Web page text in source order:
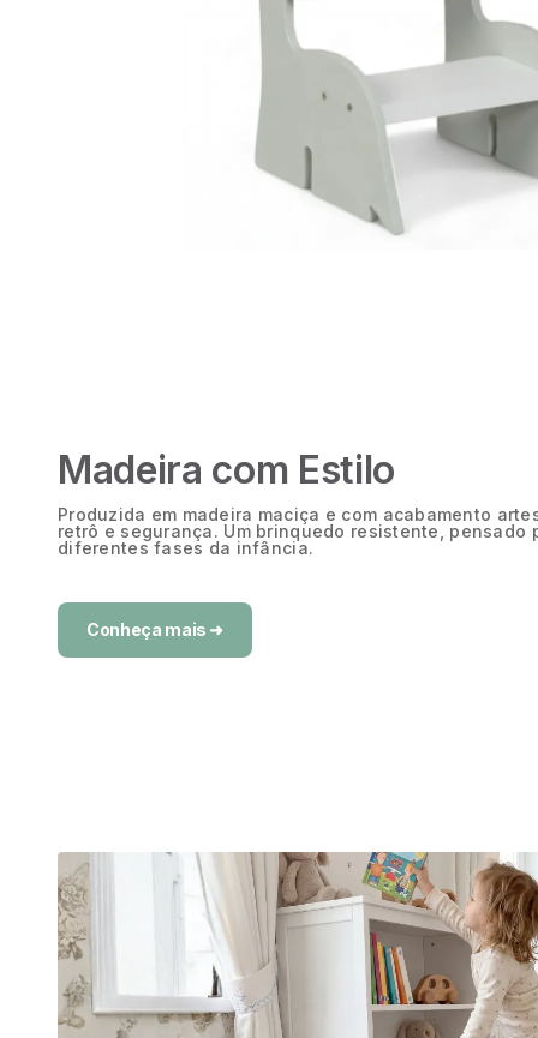
Madeira com Estilo
Produzida em madeira maciça e com acabamento
retrô e segurança. Um brinquedo resistente, pensado
diferentes fases da infância.
Conheça mais ➜